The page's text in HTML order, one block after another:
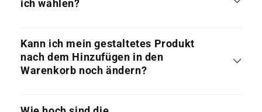
ich wählen?
Kann ich mein gestaltetes Produkt
nach dem Hinzufügen in den
Warenkorb noch ändern?